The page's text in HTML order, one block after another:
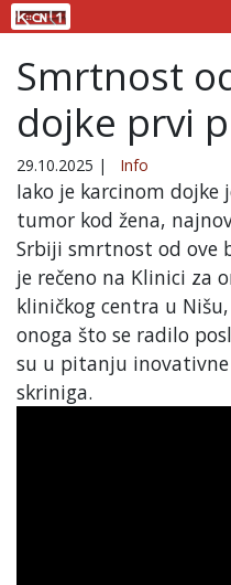
Smrtnost
dojke prvi
29.10.2025 | Info
Iako je karcinom dojke
tumor kod žena,
Srbiji smrtnost od ove
je rečeno na Klinici za
kliničkog centra u
onoga što se radilo
su u pitanju
skriniga.